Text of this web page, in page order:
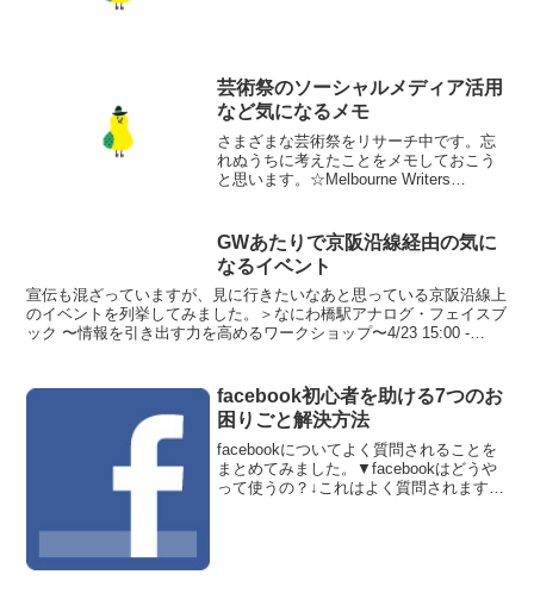
芸術祭のソーシャルメディア活用
など気になるメモ
さまざまな芸術祭をリサーチ中です。忘
れぬうちに考えたことをメモしておこう
と思います。☆Melbourne Writers
れはナイスアイデ...
GWあたりで京阪沿線経由の気に
なるイベント
宣伝も混ざっていますが、見に行きたいなあと思っている京阪沿線上
のイベントを列挙してみました。＞なにわ橋駅アナログ・フェイスブ
ック 〜情報を引き出す力を高めるワークショップ〜4/23 15:00 -
facebook初心者を助ける7つのお
困りごと解決方法
facebookについてよく質問されることを
まとめてみました。▼facebookはどうや
って使うの？↓これはよく質問されます。